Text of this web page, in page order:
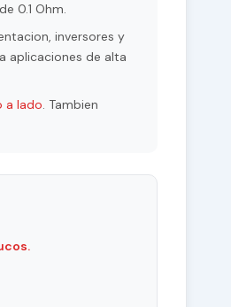
0.1 Ohm.
inversores y
aplicaciones de alta
a lado. Tambien